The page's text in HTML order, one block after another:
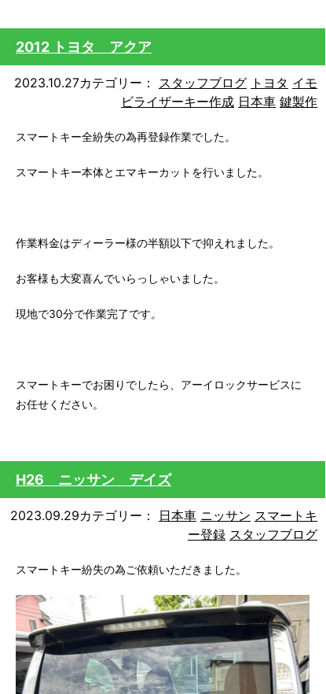
2012 トヨタ アクア
2023.10.27カテゴリー： スタッフブログ トヨタ イモ
ビライザーキー作成 日本車 鍵製作
スマートキー全紛失の為再登録作業でした。
スマートキー本体とエマキーカットを行いました。
作業料金はディーラー様の半額以下で抑えれました。
お客様も大変喜んでいらっしゃいました。
現地で30分で作業完了です。
スマートキーでお困りでしたら、アーイロックサービスに
お任せください。
H26 ニッサン デイズ
2023.09.29カテゴリー： 日本車 ニッサン スマートキ
ー登録 スタッフブログ
スマートキー紛失の為ご依頼いただきました。